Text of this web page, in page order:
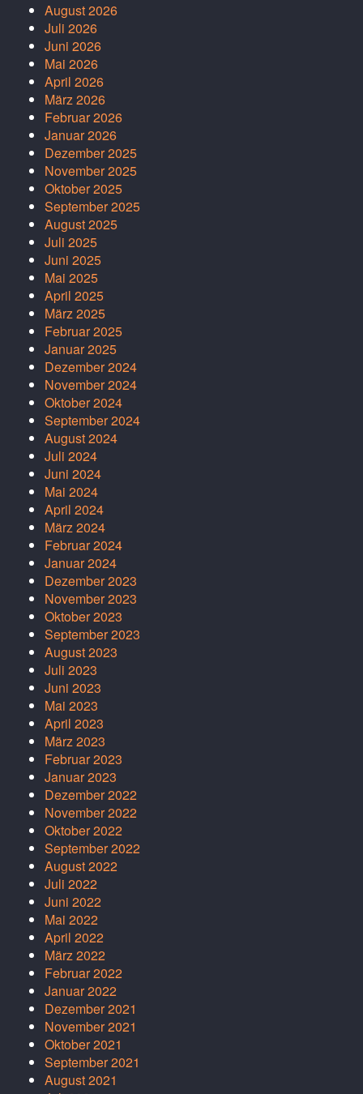
August 2026
Juli 2026
Juni 2026
Mai 2026
April 2026
März 2026
Februar 2026
Januar 2026
Dezember 2025
November 2025
Oktober 2025
September 2025
August 2025
Juli 2025
Juni 2025
Mai 2025
April 2025
März 2025
Februar 2025
Januar 2025
Dezember 2024
November 2024
Oktober 2024
September 2024
August 2024
Juli 2024
Juni 2024
Mai 2024
April 2024
März 2024
Februar 2024
Januar 2024
Dezember 2023
November 2023
Oktober 2023
September 2023
August 2023
Juli 2023
Juni 2023
Mai 2023
April 2023
März 2023
Februar 2023
Januar 2023
Dezember 2022
November 2022
Oktober 2022
September 2022
August 2022
Juli 2022
Juni 2022
Mai 2022
April 2022
März 2022
Februar 2022
Januar 2022
Dezember 2021
November 2021
Oktober 2021
September 2021
August 2021